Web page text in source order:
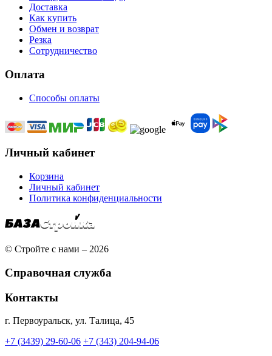
Доставка
Как купить
Обмен и возврат
Резка
Сотрудничество
Оплата
Способы оплаты
Личный кабинет
Корзина
Личный кабинет
Политика конфиденциальности
© Стройте с нами – 2026
Справочная служба
Контакты
г. Первоуральск, ул. Талица, 45
+7 (3439) 29-60-06 +7 (343) 204-94-06